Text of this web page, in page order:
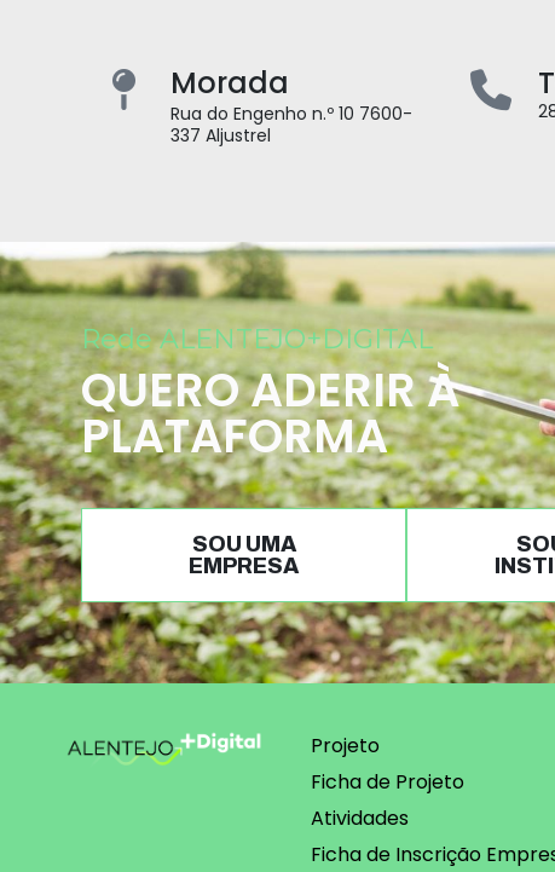
Morada
Rua do Engenho n.º 10 7600-
337 Aljustrel
Rede ALENTEJO+DIGITAL
QUERO ADERIR À
PLATAFORMA
SOU UMA
EMPRESA
Projeto
Ficha de Projeto
Atividades
Ficha de Inscrição